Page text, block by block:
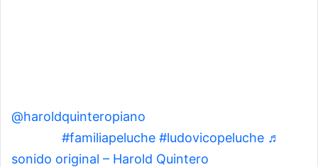
@haroldquinteropiano
#familiapeluche #ludovicopeluche ♬
sonido original – Harold Quintero